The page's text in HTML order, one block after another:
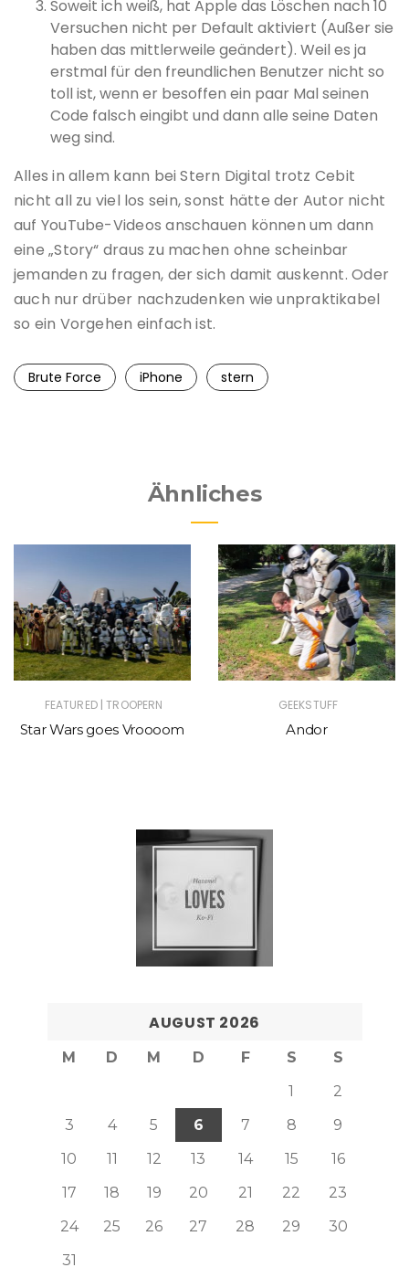
Soweit ich weiß, hat Apple das Löschen nach 10
Versuchen nicht per Default aktiviert (Außer sie
haben das mittlerweile geändert). Weil es ja
erstmal für den freundlichen Benutzer nicht so
toll ist, wenn er besoffen ein paar Mal seinen
Code falsch eingibt und dann alle seine Daten
weg sind.
Alles in allem kann bei Stern Digital trotz Cebit
nicht all zu viel los sein, sonst hätte der Autor nicht
auf YouTube-Videos anschauen können um dann
eine „Story“ draus zu machen ohne scheinbar
jemanden zu fragen, der sich damit auskennt. Oder
auch nur drüber nachzudenken wie unpraktikabel
so ein Vorgehen einfach ist.
Brute Force iPhone stern
Ähnliches
FEATURED | TROOPERN
Star Wars goes Vroooom
GEEKSTUFF
Andor
AUGUST 2026
M D M D F S
S
1
2
3
4 5 6 7 8
9
10
11 12 13 14 15
16
17
18 19 20 21 22
23
24
25 26 27 28 29
30
31